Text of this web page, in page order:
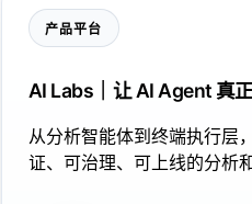
产品平台
AI Labs｜让 AI Agent 真
从分析智能体到终端执行层
证、可治理、可上线的分析